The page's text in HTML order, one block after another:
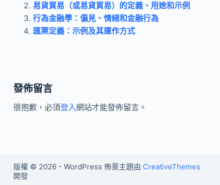
易貨貿易（或易貨貿易）的定義、用途和示例
行為金融學：偏見、情緒和金融行為
匯票定義：示例及其運作方式
發佈留言
很抱歉，必須登入網站才能發佈留言。
版權 © 2026 - WordPress 佈景主題由 CreativeThemes
開發